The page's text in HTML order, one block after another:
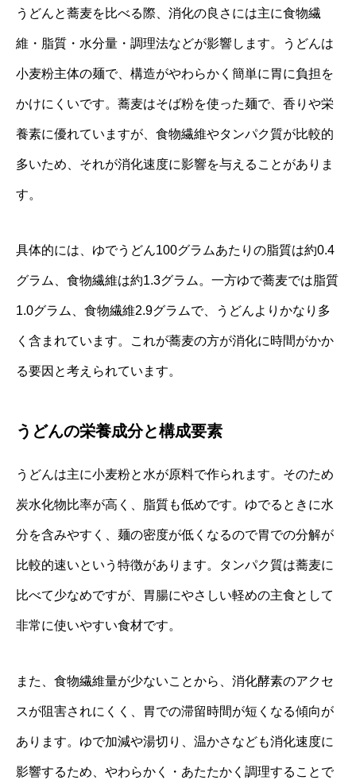
うどんと蕎麦を比べる際、消化の良さには主に食物繊
維・脂質・水分量・調理法などが影響します。うどんは
小麦粉主体の麺で、構造がやわらかく簡単に胃に負担を
かけにくいです。蕎麦はそば粉を使った麺で、香りや栄
養素に優れていますが、食物繊維やタンパク質が比較的
多いため、それが消化速度に影響を与えることがありま
す。
具体的には、ゆでうどん100グラムあたりの脂質は約0.4
グラム、食物繊維は約1.3グラム。一方ゆで蕎麦では脂質
1.0グラム、食物繊維2.9グラムで、うどんよりかなり多
く含まれています。これが蕎麦の方が消化に時間がかか
る要因と考えられています。
うどんの栄養成分と構成要素
うどんは主に小麦粉と水が原料で作られます。そのため
炭水化物比率が高く、脂質も低めです。ゆでるときに水
分を含みやすく、麺の密度が低くなるので胃での分解が
比較的速いという特徴があります。タンパク質は蕎麦に
比べて少なめですが、胃腸にやさしい軽めの主食として
非常に使いやすい食材です。
また、食物繊維量が少ないことから、消化酵素のアクセ
スが阻害されにくく、胃での滞留時間が短くなる傾向が
あります。ゆで加減や湯切り、温かさなども消化速度に
影響するため、やわらかく・あたたかく調理することで